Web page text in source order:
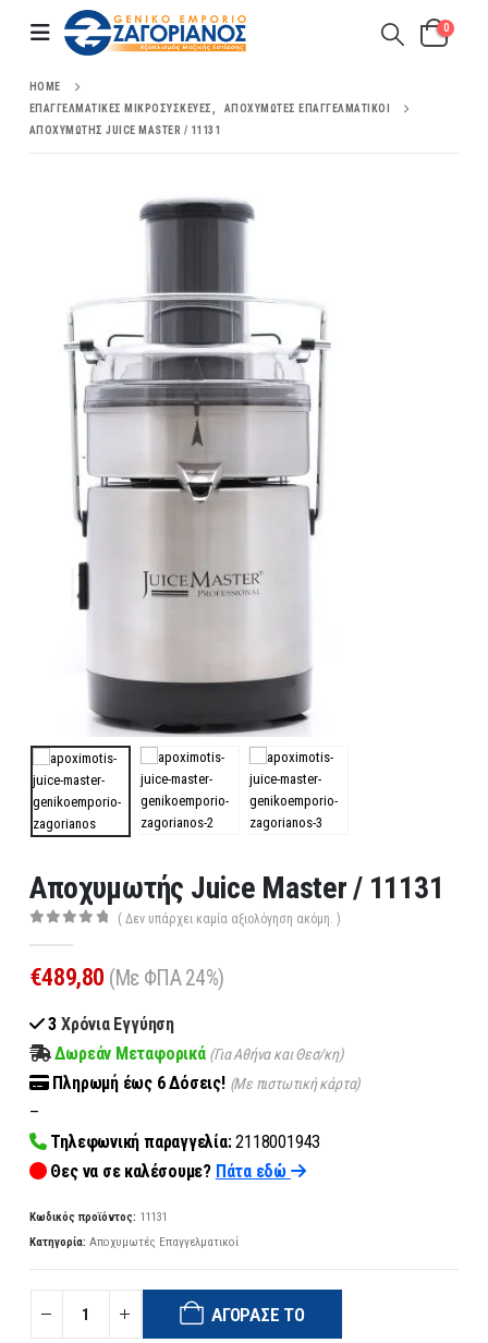
0
HOME
ΕΠΑΓΓΕΛΜΑΤΙΚΈΣ ΜΙΚΡΟΣΥΣΚΕΥΈΣ
ΑΠΟΧΥΜΩΤΈΣ ΕΠΑΓΓΕΛΜΑΤΙΚΟΊ
ΑΠΟΧΥΜΩΤΉΣ JUICE MASTER / 11131
Αποχυμωτής Juice Master / 11131
( Δεν υπάρχει καμία αξιολόγηση ακόμη. )
€489,80 (Με ΦΠΑ 24%)
3 Χρόνια Εγγύηση
Δωρεάν Μεταφορικά (Για Αθήνα και Θεσ/κη)
Πληρωμή έως 6Δόσεις! (Με πιστωτική κάρτα)
–
Τηλεφωνική παραγγελία:2118001943
Θες να σε καλέσουμε? Πάτα εδώ
Κωδικός προϊόντος: 11131
Κατηγορία: Αποχυμωτές Επαγγελματικοί
ΑΓΌΡΑΣΈ ΤΟ